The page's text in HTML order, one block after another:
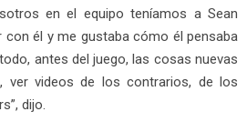
en el equipo teníamos a Sean
con él y me gustaba cómo él pensaba
antes del juego, las cosas nuevas
ver videos de los contrarios, de los
dijo.